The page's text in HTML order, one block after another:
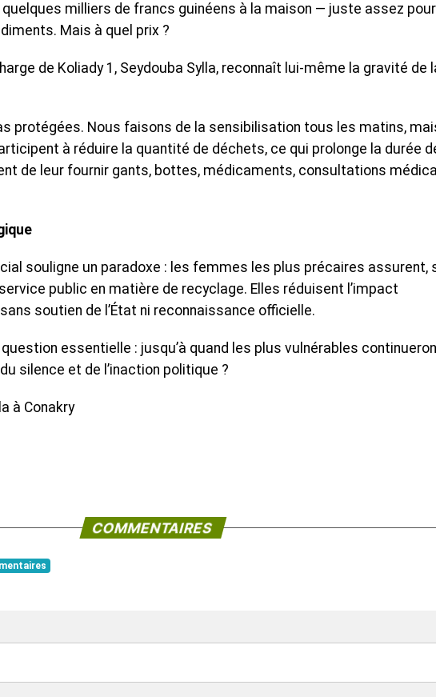
milliers de francs guinéens à la maison — juste assez pour
Mais à quel prix ?
de Koliady 1, Seydouba Sylla, reconnaît lui-même la gravité de
protégées. Nous faisons de la sensibilisation tous les matins,
à réduire la quantité de déchets, ce qui prolonge la durée
de leur fournir gants, bottes, médicaments, consultations
souligne un paradoxe : les femmes les plus précaires assurent,
public en matière de recyclage. Elles réduisent l’impact
soutien de l’État ni reconnaissance officielle.
essentielle : jusqu’à quand les plus vulnérables
silence et de l’inaction politique ?
à Conakry
COMMENTAIRES